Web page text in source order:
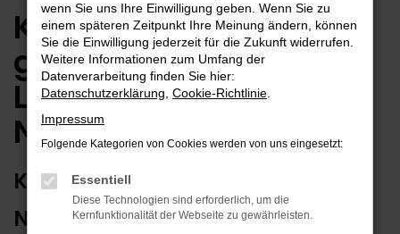
Kia Stonic in Nagold
günstig kaufen |
Lieferservice nach
Nagold
KIA STONIC – ERSTKLASSIG FÜR
NAGOLD GEEIGNET
wenn Sie uns Ihre Einwilligung geben. Wenn Sie zu
einem späteren Zeitpunkt Ihre Meinung ändern, können
Sie die Einwilligung jederzeit für die Zukunft widerrufen.
Weitere Informationen zum Umfang der
Datenverarbeitung finden Sie hier:
Datenschutzerklärung Cookie-Richtlinie
Impressum
Folgende Kategorien von Cookies werden von uns eingesetzt:
Essentiell
Diese Technologien sind erforderlich, um die
Kernfunktionalität der Webseite zu gewährleisten.